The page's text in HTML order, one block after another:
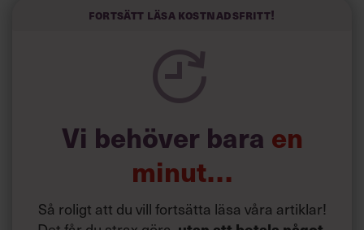
kompetenta och stå med båda fötterna på jorden. Hellre
spelevink i högklackat, är hur jag brukar sammanfatta de
önskningar som svenskarna för fram i undersökningar.”
Siri Wikander: ”Led som i
början av pandemin”
Fortsätt läsa kostnadsfritt!
Vi behöver bara en
minut…
Så roligt att du vill fortsätta läsa våra artiklar!